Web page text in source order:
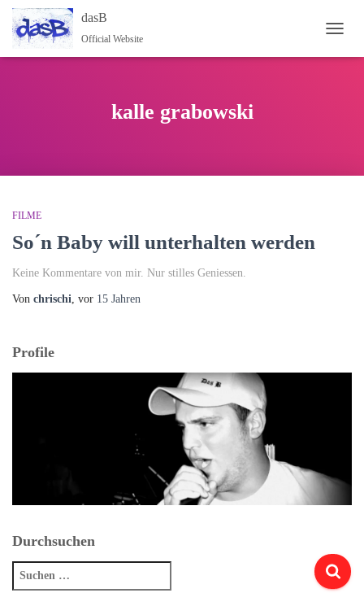
dasB
Official Website
kalle grabowski
FILME
So´n Baby will unterhalten werden
Keine Kommentare von mir. Nur stilles Geniessen.
Von chrischi, vor 15 Jahren
Profile
Durchsuchen
Suchen
nach: